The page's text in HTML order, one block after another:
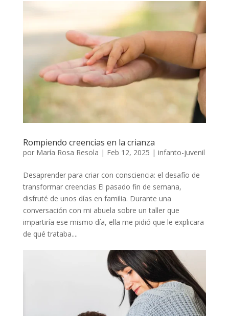
Rompiendo creencias en la crianza
por María Rosa Resola | Feb 12, 2025 | infanto-juvenil
Desaprender para criar con consciencia: el desafío de
transformar creencias El pasado fin de semana,
disfruté de unos días en familia. Durante una
conversación con mi abuela sobre un taller que
impartiría ese mismo día, ella me pidió que le explicara
de qué trataba....